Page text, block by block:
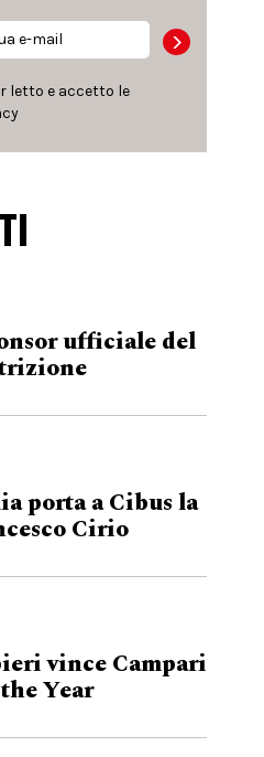
letto e accetto le
ufficiale del
porta a Cibus la
Cirio
vince Campari
Year